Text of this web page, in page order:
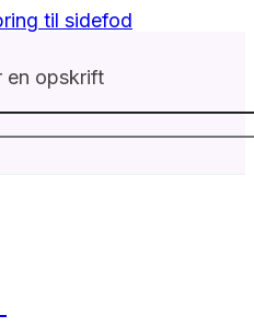
til sidefod
en opskrift